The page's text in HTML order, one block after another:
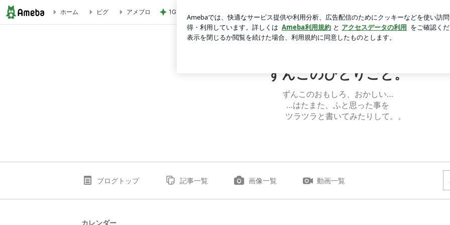
ホーム ピグ アメブロ 1GB制限の息子が見つけた楽しみ ロ
ずんこのひとりごと。
ずんこのおもしろ、おかしい…
…はたまた、ふと思った事を
ツラツラと書いてみたりして。。
ブログトップ 記事一覧 画像一覧 動画一覧
カレンダー